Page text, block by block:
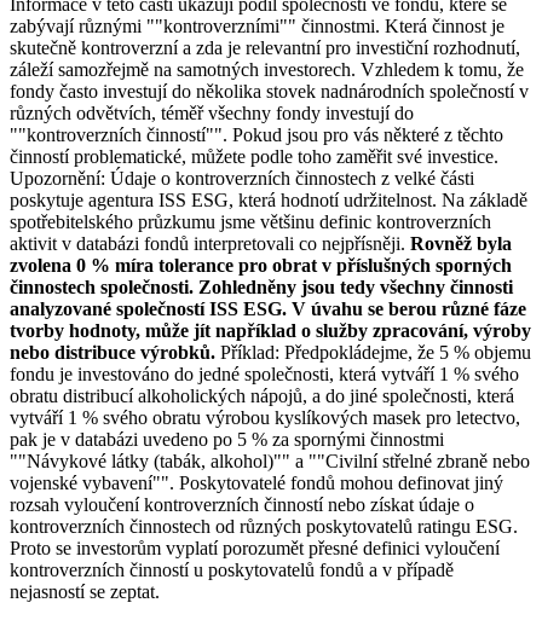
zabývají různými ""kontroverzními"" činnostmi. Která činnost je
skutečně kontroverzní a zda je relevantní pro investiční rozhodnutí,
záleží samozřejmě na samotných investorech. Vzhledem k tomu, že
fondy často investují do několika stovek nadnárodních společností v
různých odvětvích, téměř všechny fondy investují do
""kontroverzních činností"". Pokud jsou pro vás některé z těchto
činností problematické, můžete podle toho zaměřit své investice.
Upozornění: Údaje o kontroverzních činnostech z velké části
poskytuje agentura ISS ESG, která hodnotí udržitelnost. Na základě
spotřebitelského průzkumu jsme většinu definic kontroverzních
aktivit v databázi fondů interpretovali co nejpřísněji. Rovněž byla
zvolena 0 % míra tolerance pro obrat v příslušných sporných
činnostech společnosti. Zohledněny jsou tedy všechny činnosti
analyzované společností ISS ESG. V úvahu se berou různé fáze
tvorby hodnoty, může jít například o služby zpracování, výroby
nebo distribuce výrobků. Příklad: Předpokládejme, že 5 % objemu
fondu je investováno do jedné společnosti, která vytváří 1 % svého
obratu distribucí alkoholických nápojů, a do jiné společnosti, která
vytváří 1 % svého obratu výrobou kyslíkových masek pro letectvo,
pak je v databázi uvedeno po 5 % za spornými činnostmi
""Návykové látky (tabák, alkohol)"" a ""Civilní střelné zbraně nebo
vojenské vybavení"". Poskytovatelé fondů mohou definovat jiný
rozsah vyloučení kontroverzních činností nebo získat údaje o
kontroverzních činnostech od různých poskytovatelů ratingu ESG.
Proto se investorům vyplatí porozumět přesné definici vyloučení
kontroverzních činností u poskytovatelů fondů a v případě
nejasností se zeptat.